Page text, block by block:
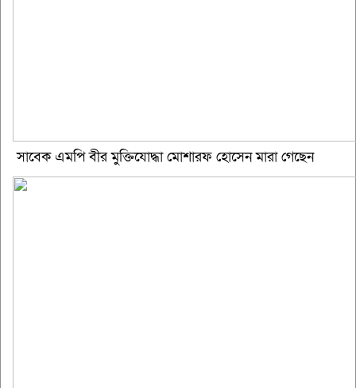
সাবেক এমপি বীর মুক্তিযোদ্ধা মোশারফ হোসেন মারা গেছেন